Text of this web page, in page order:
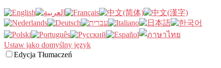
Ustaw jako domyślny język
Edycja Tłumaczeń